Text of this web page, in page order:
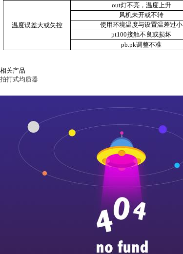
温度误差大或失控
out灯不亮，温度上升
风机未开或不转
使用环境温度与设置温差过小
pt100接触不良或损坏
pb.pk调整不准
相关产品
拍打式均质器